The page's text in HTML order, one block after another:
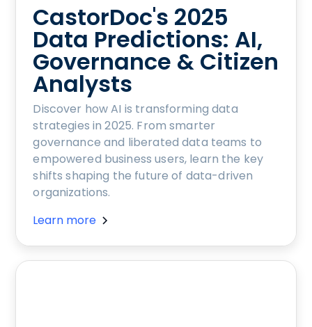
CastorDoc's 2025
Data Predictions: AI,
Governance & Citizen
Analysts
Discover how AI is transforming data
strategies in 2025. From smarter
governance and liberated data teams to
empowered business users, learn the key
shifts shaping the future of data-driven
organizations.
Learn more